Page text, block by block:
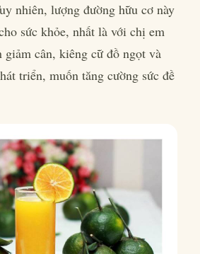
nhiên, lượng đường hữu cơ này
sức khỏe, nhất là với chị em
giảm cân, kiêng cữ đồ ngọt và
triển, muốn tăng cường sức đề